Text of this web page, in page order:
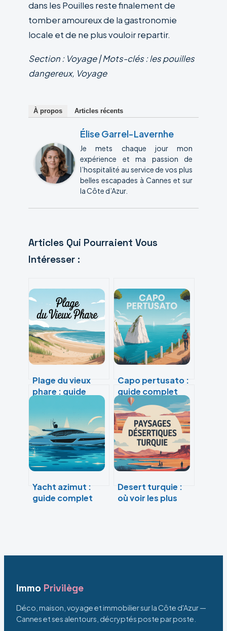
dans les Pouilles reste finalement de
tomber amoureux de la gastronomie
locale et de ne plus vouloir repartir.
Section : Voyage | Mots-clés : les pouilles
dangereux, Voyage
À propos Articles récents
Élise Garrel-Lavernhe
Je mets chaque jour mon
expérience et ma passion de
l’hospitalité au service de vos plus
belles escapades à Cannes et sur
la Côte d’Azur.
Articles Qui Pourraient Vous
Intéresser :
Plage du vieux
phare : guide
profiter de ce
spot préservé
Capo pertusato :
guide complet
pour profiter de
ce site
incontournable
Yacht azimut :
guide complet
Desert turquie :
où voir les plus
Immo Privilège
Déco, maison, voyage et immobilier sur la Côte d'Azur —
Cannes et ses alentours, décryptés poste par poste.